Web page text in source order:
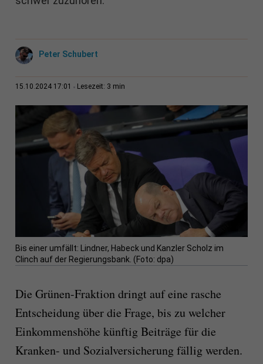
Peter Schubert
15.10.2024 17:01 Lesezeit: 3 min
Bis einer umfällt: Lindner, Habeck und Kanzler Scholz im
Clinch auf der Regierungsbank. (Foto: dpa)
Die Grünen-Fraktion dringt auf eine rasche
Entscheidung über die Frage, bis zu welcher
Einkommenshöhe künftig Beiträge für die
Kranken- und Sozialversicherung fällig werden.